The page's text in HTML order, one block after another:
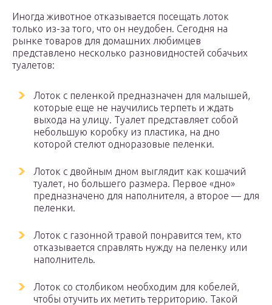
Иногда животное отказывается посещать лоток
только из-за того, что он неудобен. Сегодня на
рынке товаров для домашних любимцев
представлено несколько разновидностей собачьих
туалетов:
Лоток с пеленкой предназначен для малышей,
которые еще не научились терпеть и ждать
выхода на улицу. Туалет представляет собой
небольшую коробку из пластика, на дно
которой стелют одноразовые пеленки.
Лоток с двойным дном выглядит как кошачий
туалет, но большего размера. Первое «дно»
предназначено для наполнителя, а второе — для
пеленки.
Лоток с газонной травой понравится тем, кто
отказывается справлять нужду на пеленку или
наполнитель.
Лоток со столбиком необходим для кобелей,
чтобы отучить их метить территорию. Такой